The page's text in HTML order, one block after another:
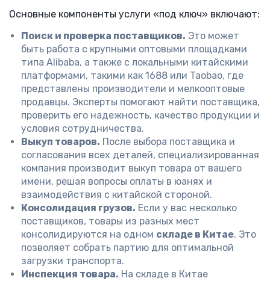
Основные компоненты услуги «под ключ» включают:
Поиск и проверка поставщиков. Это может
быть работа с крупными оптовыми площадками
типа Alibaba, а также с локальными китайскими
платформами, такими как 1688 или Taobao, где
представлены производители и мелкооптовые
продавцы. Эксперты помогают найти поставщика,
проверить его надежность, качество продукции и
условия сотрудничества.
Выкуп товаров. После выбора поставщика и
согласования всех деталей, специализированная
компания производит выкуп товара от вашего
имени, решая вопросы оплаты в юанях и
взаимодействия с китайской стороной.
Консолидация грузов. Если у вас несколько
поставщиков, товары из разных мест
консолидируются на одном складе в Китае. Это
позволяет собрать партию для оптимальной
загрузки транспорта.
Инспекция товара. На складе в Китае